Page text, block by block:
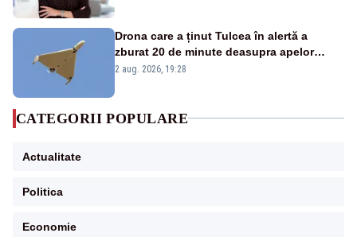
Drona care a ținut Tulcea în alertă a
zburat 20 de minute deasupra apelor
României. Au fost ridicate două F-16
2 aug. 2026, 19:28
CATEGORII POPULARE
Actualitate
Politica
Economie